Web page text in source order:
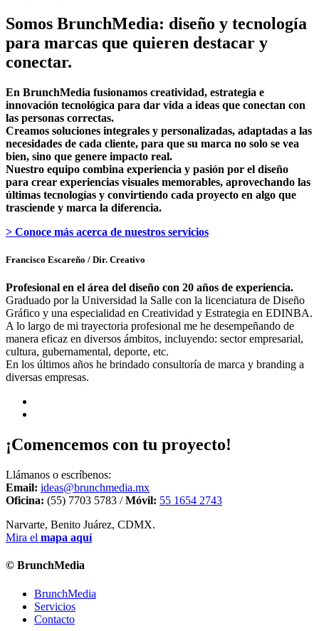
Somos BrunchMedia: diseño y tecnología
para marcas que quieren destacar y
conectar.
En BrunchMedia fusionamos creatividad, estrategia e
innovación tecnológica para dar vida a ideas que conectan con
las personas correctas.
Creamos soluciones integrales y personalizadas, adaptadas a las
necesidades de cada cliente, para que su marca no solo se vea
bien, sino que genere impacto real.
Nuestro equipo combina experiencia y pasión por el diseño
para crear experiencias visuales memorables, aprovechando las
últimas tecnologías y convirtiendo cada proyecto en algo que
trasciende y marca la diferencia.
> Conoce más acerca de nuestros servicios
Francisco Escareño / Dir. Creativo
Profesional en el área del diseño con 20 años de experiencia.
Graduado por la Universidad la Salle con la licenciatura de Diseño
Gráfico y una especialidad en Creatividad y Estrategia en EDINBA.
A lo largo de mi trayectoria profesional me he desempeñando de
manera eficaz en diversos ámbitos, incluyendo: sector empresarial,
cultura, gubernamental, deporte, etc.
En los últimos años he brindado consultoría de marca y branding a
diversas empresas.
¡Comencemos con tu proyecto!
Llámanos o escríbenos:
Email: ideas@brunchmedia.mx
Oficina: (55) 7703 5783 /Móvil: 55 1654 2743
Narvarte, Benito Juárez, CDMX.
Mira el mapa aquí
© BrunchMedia
BrunchMedia
Servicios
Contacto